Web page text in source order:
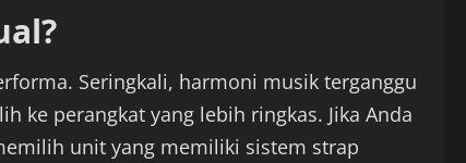
Seringkali, harmoni musik terganggu
ke perangkat yang lebih ringkas. Jika Anda
unit yang memiliki sistem strap